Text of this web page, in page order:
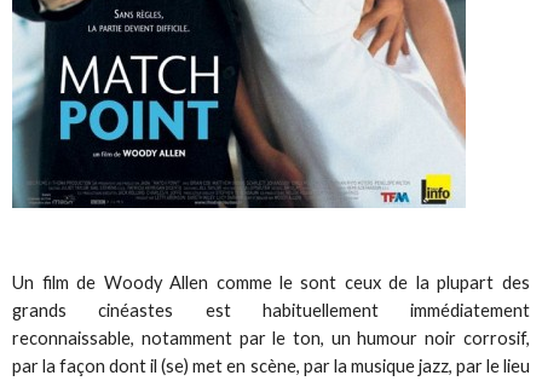
Un film de Woody Allen comme le sont ceux de la plupart des
grands cinéastes est habituellement immédiatement
reconnaissable, notamment par le ton, un humour noir corrosif,
par la façon dont il (se) met en scène, par la musique jazz, par le lieu